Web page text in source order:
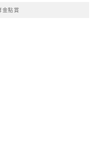
點賞